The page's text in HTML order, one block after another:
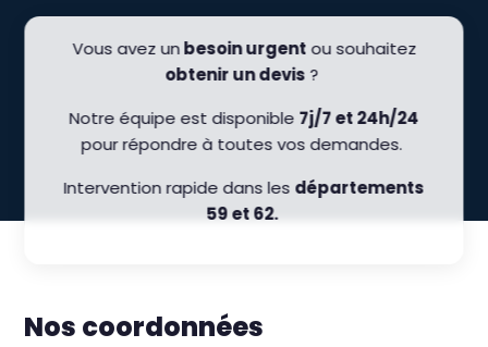
Vous avez unbesoin urgentou souhaitez
obtenir un devis?
Notre équipe est disponible 7j/7 et 24h/24
pour répondre à toutes vos demandes.
Intervention rapide dans les départements
59 et 62.
Nos coordonnées